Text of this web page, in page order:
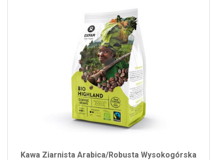
Kawa Ziarnista Arabica/Robusta Wysokogórska